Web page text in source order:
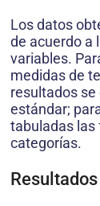
Los datos
de acuerdo a
variables.
medidas de
resultados
estándar;
tabuladas las
categorías.
Resultados